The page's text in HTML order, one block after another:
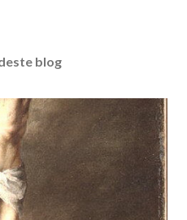
blog